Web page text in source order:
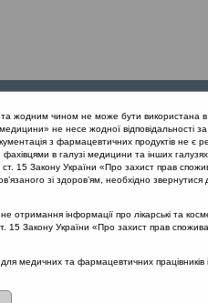
проекту
(квітень 10-12, онлайн)
жодним чином не може бути використана в
не несе жодної відповідальності за
з фармацевтичних продуктів не є
в галузі медицини та інших
15 Закону України «Про захист прав
зі здоров’ям, необхідно звернутися
інформації про лікарські та
15 Закону України «Про захист прав
медичних та фармацевтичних працівників